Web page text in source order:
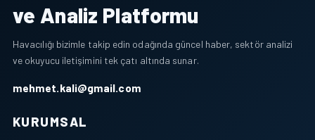
ve Analiz Platformu
Havacılığı bizimle takip edin odağında güncel haber, sektör analizi
ve okuyucu iletişimini tek çatı altında sunar.
mehmet.kali@gmail.com
KURUMSAL